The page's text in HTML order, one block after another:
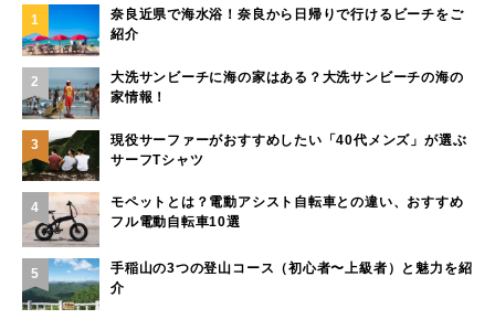
1
奈良近県で海水浴！奈良から日帰りで行けるビーチをご
紹介
2
大洗サンビーチに海の家はある？大洗サンビーチの海の
家情報！
3
現役サーファーがおすすめしたい「40代メンズ」が選ぶ
サーフTシャツ
4
モペットとは？電動アシスト自転車との違い、おすすめ
フル電動自転車10選
5
手稲山の3つの登山コース（初心者〜上級者）と魅力を紹
介